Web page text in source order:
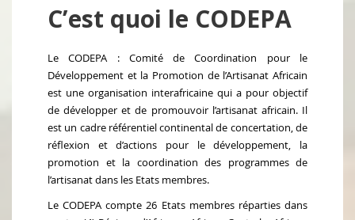
C’est quoi le CODEPA
Le CODEPA : Comité de Coordination pour le
Développement et la Promotion de l’Artisanat Africain
est une organisation interafricaine qui a pour objectif
de développer et de promouvoir l’artisanat africain. Il
est un cadre référentiel continental de concertation, de
réflexion et d’actions pour le développement, la
promotion et la coordination des programmes de
l’artisanat dans les Etats membres.
Le CODEPA compte 26 Etats membres réparties dans